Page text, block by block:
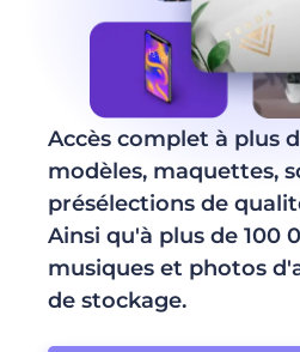
Accès complet à plus
modèles, maquettes,
présélections de
Ainsi qu'à plus de 100
musiques et photos
de stockage.